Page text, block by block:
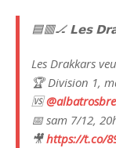
🟦🟥🏒 𝗟𝗲𝘀
Les Drakkars
🏆 Division 1,
🆚
📅 sam 7/12,
🎥https://t.co/